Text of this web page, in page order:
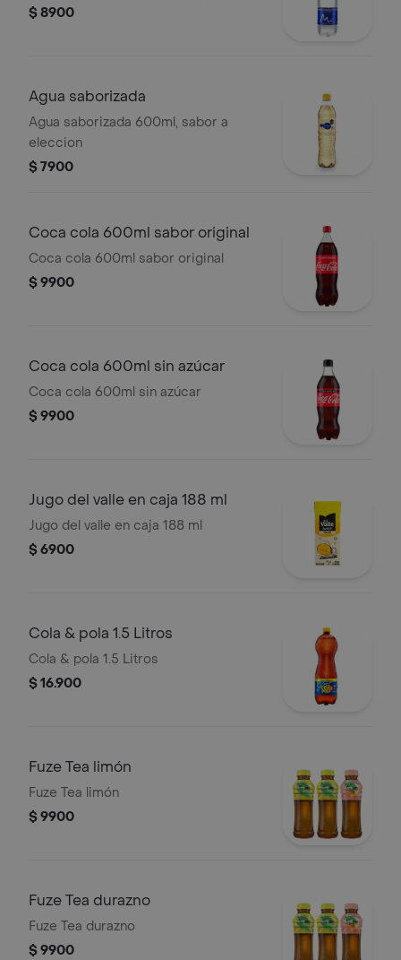
$ 8900
Agua saborizada
Agua saborizada 600ml, sabor a
eleccion
$ 7900
Coca cola 600ml sabor original
Coca cola 600ml sabor original
$ 9900
Coca cola 600ml sin azúcar
Coca cola 600ml sin azúcar
$ 9900
Jugo del valle en caja 188 ml
Jugo del valle en caja 188 ml
$ 6900
Cola & pola 1.5 Litros
Cola & pola 1.5 Litros
$ 16.900
Fuze Tea limón
Fuze Tea limón
$ 9900
Fuze Tea durazno
Fuze Tea durazno
$ 9900